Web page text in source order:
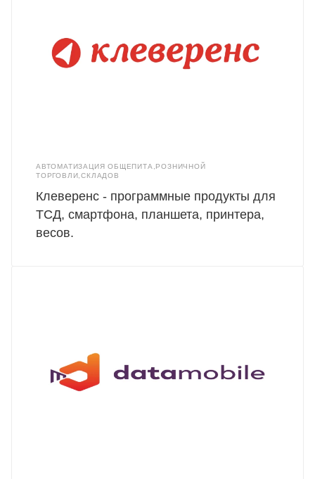
АВТОМАТИЗАЦИЯ ОБЩЕПИТА,РОЗНИЧНОЙ
ТОРГОВЛИ,СКЛАДОВ
Клеверенс - программные продукты для
ТСД, смартфона, планшета, принтера,
весов.